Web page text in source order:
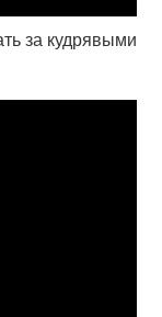
за кудрявыми